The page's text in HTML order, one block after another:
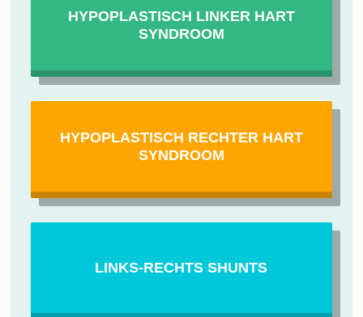
HYPOPLASTISCH LINKER HART
SYNDROOM
HYPOPLASTISCH RECHTER HART
SYNDROOM
LINKS-RECHTS SHUNTS